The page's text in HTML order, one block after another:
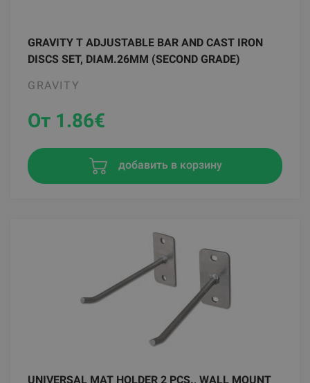
GRAVITY T ADJUSTABLE BAR AND CAST IRON
DISCS SET, DIAM.26MM (SECOND GRADE)
GRAVITY
От 1.86€
добавить в корзину
UNIVERSAL MAT HOLDER 2 PCS., WALL MOUNT